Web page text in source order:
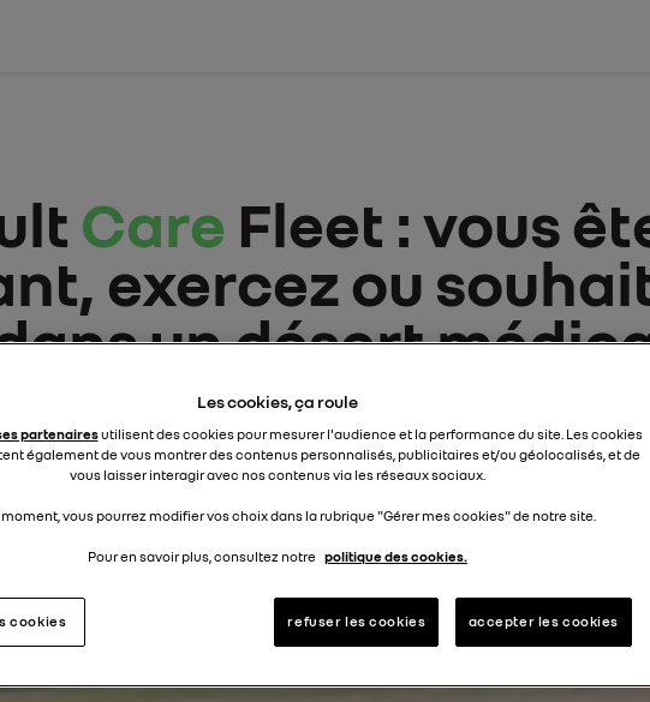
Care Fleet : vous
exercez ou
un désert
une voiture pour
Les cookies, ça roule
partenairesutilisent des cookies pour mesurer l'audience et la performance du site. Les cookies
également de vous montrer des contenus personnalisés, publicitaires et/ou géolocalisés, et de
vous laisser interagir avec nos contenus via les réseaux sociaux.
vous pourrez modifier vos choix dans la rubrique "Gérer mes cookies" de notre site.
Pour en savoir plus, consultez notre politique des cookies.
refuser les cookies accepter les cookies
cookies